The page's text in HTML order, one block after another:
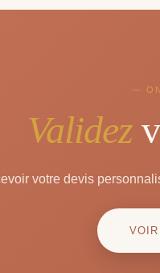
—
Validez
votre devis